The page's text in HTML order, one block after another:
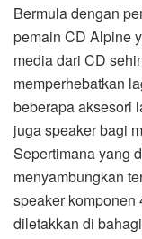
Bermula dengan
pemain CD Alpine
media dari CD
memperhebatkan
beberapa aksesori
juga speaker bagi
Sepertimana yang
menyambungkan
speaker komponen
diletakkan di